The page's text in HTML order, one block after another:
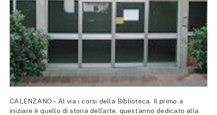
CALENZANO – Al via i corsi della Biblioteca. Il primo a
iniziare è quello di storia dell’arte, quest’anno dedicato alla